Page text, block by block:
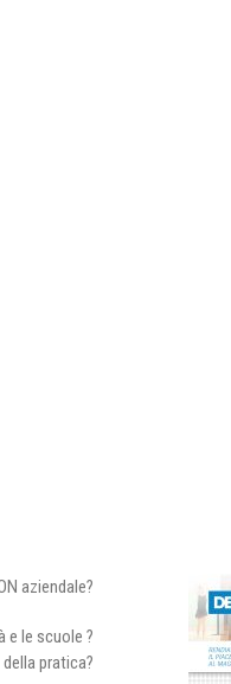
aziendale?
e le scuole ?
pratica?